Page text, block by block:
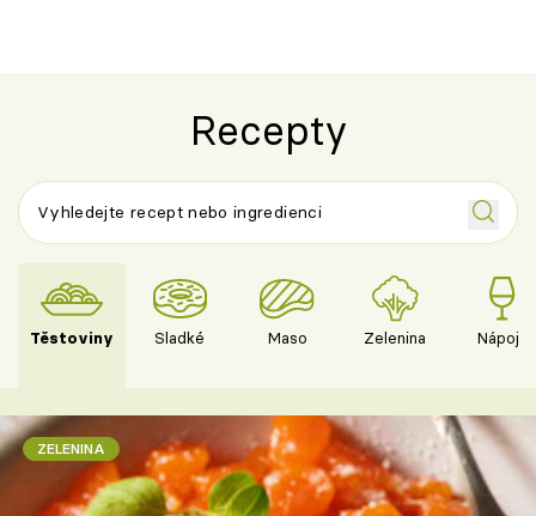
Recepty
Těstoviny Sladké Maso Zelenina Nápoje
ZELENINA